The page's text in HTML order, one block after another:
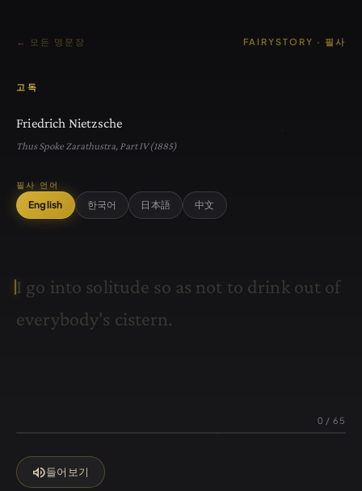
← 모든 명문장 FAIRYSTORY · 필사
고독
Friedrich Nietzsche
Thus Spoke Zarathustra, Part IV (1885)
필사 언어
English 한국어 日本語 中文
I go into solitude so as not to drink out of
everybody's cistern.
0 /65
volume_up들어보기